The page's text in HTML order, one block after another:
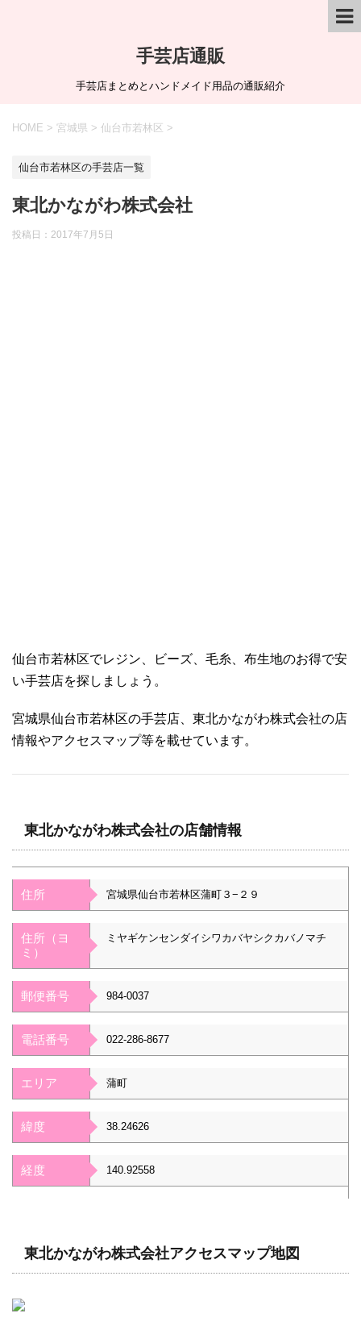
手芸店通販
手芸店まとめとハンドメイド用品の通販紹介
HOME > 宮城県 > 仙台市若林区 >
仙台市若林区の手芸店一覧
東北かながわ株式会社
投稿日： 2017年7月5日
仙台市若林区でレジン、ビーズ、毛糸、布生地のお得で安
い手芸店を探しましょう。
宮城県仙台市若林区の手芸店、東北かながわ株式会社の店
情報やアクセスマップ等を載せています。
東北かながわ株式会社の店舗情報
住所 宮城県仙台市若林区蒲町３−２９
住所（ヨ
ミ）
ミヤギケンセンダイシワカバヤシクカバノマチ
郵便番号 984-0037
電話番号 022-286-8677
エリア 蒲町
緯度 38.24626
経度 140.92558
東北かながわ株式会社アクセスマップ地図